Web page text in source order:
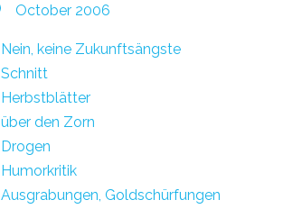
October 2006
Nein, keine Zukunftsängste
Schnitt
Herbstblätter
über den Zorn
Drogen
Humorkritik
Ausgrabungen, Goldschürfungen